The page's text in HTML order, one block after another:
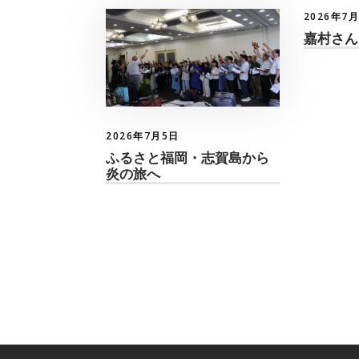
2026年7月5日
ふるさと福岡・志賀島から
炎の旅へ
2026年7
嘉村さ